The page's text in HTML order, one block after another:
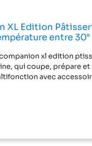
XL Edition
entre 30°
France HF90E700
xl edition
qui coupe, prépare
avec
fond plat xl,
rotation et 5
moule à manqué,
moule à muffin et
: Transmet